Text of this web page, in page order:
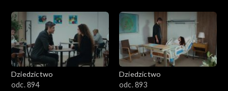
Dziedzictwo
odc. 894
Dziedzictwo
odc. 893